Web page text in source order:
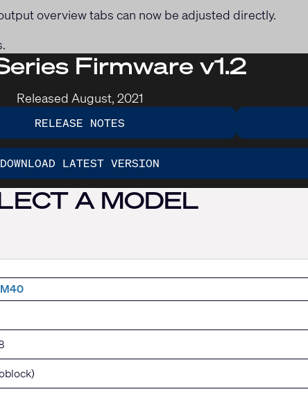
overview tabs can now be adjusted directly.
Firmware v1.2
Released August, 2021
RELEASE NOTES
DOWNLOAD LATEST VERSION
A MODEL